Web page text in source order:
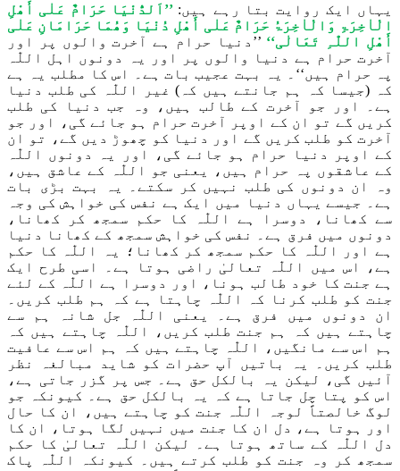
یہاں ایک روایت بتا رہے ہیں: ’’اَلدُّنْیَا حَرَامٌ عَلٰی أَھْلِ
الْاٰ خِرَۃِ وَ الْاٰ خِرَۃُ حَرَامٌ عَلٰی أَھْلِ دُنْیَا وَھُمَا حَرَامَانِ عَلٰی
أَھْلِ اللّٰہِ تَعَالٰی‘‘ ’’دنیا حرام ہے آخرت والوں پر اور
آخرت حرام ہے دنیا والوں پر اور یہ دونوں اہل اللّٰہ
پہ حرام ہیں‘‘۔ یہ بہت عجیب بات ہے۔ اس کا مطلب یہ ہے
کہ (جیسا کہ ہم جانتے ہیں کہ)غیر اللّٰہ کی طلب دنیا
ہے۔ اور جو
آخرت کے طالب ہیں، وہ جب دنیا کی طلب
کریں گے تو ان کے اوپر آخرت حرام ہو جائے گ ی ، اور جو
آخرت کو طلب کریں گے اور
دنیا کو چھوڑ دیں گے، تو ان
کے اوپر دنیا حرام ہو جائے گ ی، اور یہ دونوں
اللّٰہ
کے عاشقوں پہ حرام ہیں، یعنی جو
اللّٰہ
کے عاشق ہیں،
وہ ان دونوں کی طلب نہیں کر سکتے۔ یہ بہت بڑی بات
ہے۔ جیسے یہاں دنیا میں ایک ہے نفس کی خواہش کی وجہ
سے کھانا، دوسرا ہے
اللّٰہ
کا حکم سمجھ کر کھانا،
دونوں میں فرق ہے۔ نفس کی خواہش سمجھ کے کھانا دنیا
ہے اور
اللّٰہ کا حکم سمجھ کر کھانا؛ یہ اللّٰہ
کا حکم
ہے ، اس میں اللّٰہ تعالیٰ راضی ہوتا ہے۔
اسی طرح ایک
ہے جنت کا خود طالب ہونا، اور دوسرا ہے اللّٰہ
کے لئے
جنت کو طلب کرنا کہ
اللّٰہ
چاہتا ہے کہ ہم طلب کریں۔
ان
دونوں میں فرق ہے۔ یعنی اللّٰہ جل شانہ
ہم سے
چاہتے ہیں کہ ہم جنت طلب کریں،
اللّٰہ
چاہتے ہیں کہ
ہم اس سے مانگیں،
اللّٰہ
چاہتے ہیں کہ ہم اس سے عافیت
طلب کریں
یہ باتی ں آپ حضرات کو شاید مبالغہ نظر
آئیں گی، لیکن یہ بالکل حق ہے۔ جس پر گزر جاتی ہے ،
اس کو پتا چل جاتا ہے کہ یہ بالکل حق ہے۔
کیون کہ جو
لوگ خالص تاً لوجہ اللّٰہ
جنت کو چاہتے ہیں، ان کا حال
اور ہوتا ہے، دل ان کا جنت میں نہیں لگا ہوتا، ان کا
دل اللّٰہ
کے ساتھ ہوتا ہے۔ لیکن اللّٰہ
تعالیٰ کا حکم
سمجھ کر وہ جنت کو طلب کرتے ہیں۔ کیونکہ
اللّٰہ
پاک